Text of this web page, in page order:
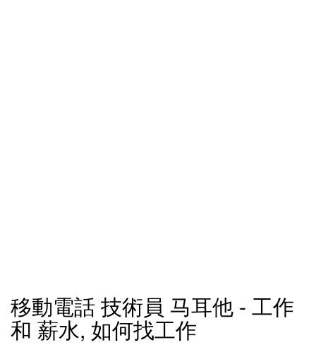
移動電話 技術員 马耳他 - 工作
和 薪水, 如何找工作